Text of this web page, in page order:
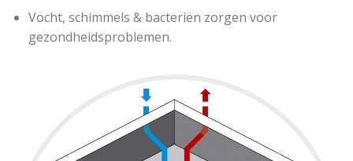
Vocht, schimmels & bacteriën zorgen voor
gezondheidsproblemen.